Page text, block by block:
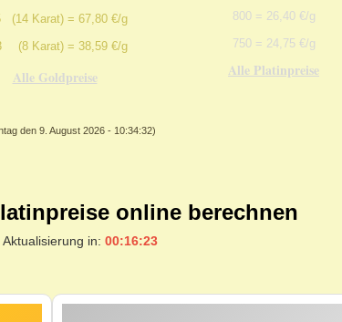
(14 Karat) = 67,80 €/g
(8 Karat) = 38,59 €/g
Alle Goldpreise
800 = 26,40 €/g
750 = 24,75 €/g
Alle Platinpreise
den 9. August 2026 - 10:34:32)
online berechnen
Aktualisierung in: 00:16:22